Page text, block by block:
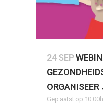
24 SEP
ORGANISEER
Geplaatst op 10:00h